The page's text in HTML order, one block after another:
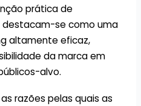
prática de
se como uma
altamente eficaz,
da marca em
alvo.
razões pelas quais as